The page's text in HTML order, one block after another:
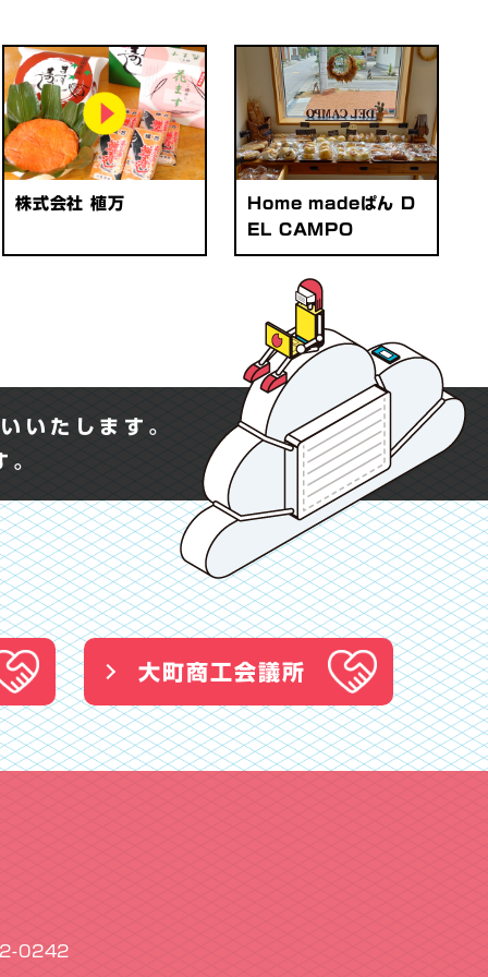
株式会社 植万
Home madeぱん D
EL CAMPO
いたします。
。
大町商工会議所
0242